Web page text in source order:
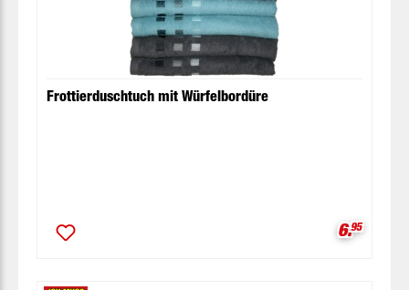
Frottierduschtuch mit Würfelbordüre
6.95